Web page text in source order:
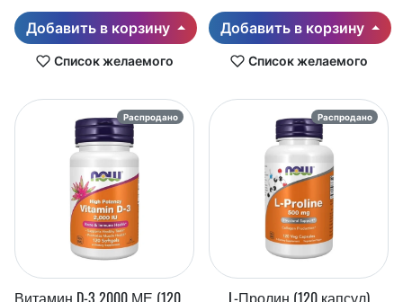
Добавить в корзину
Список желаемого
Добавить в корзину
Список желаемого
Распродано Распродано